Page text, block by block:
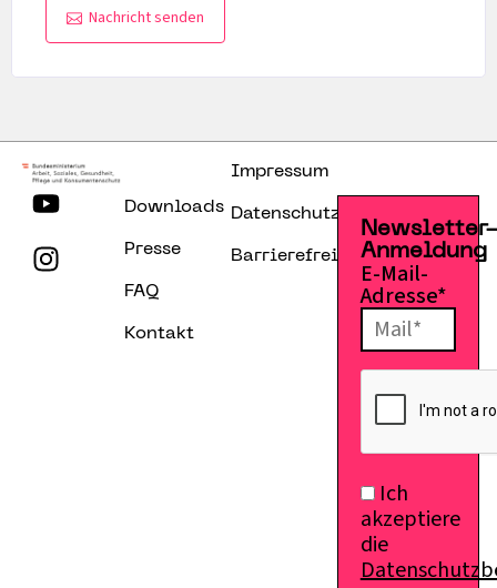
Nachricht senden
Downloads
Presse
FAQ
Kontakt
Impressum
Datenschutzerklärung
Barrierefreiheitserklärung
Anmeldung
E-Mail-
Adresse*
Ich
akzeptiere
die